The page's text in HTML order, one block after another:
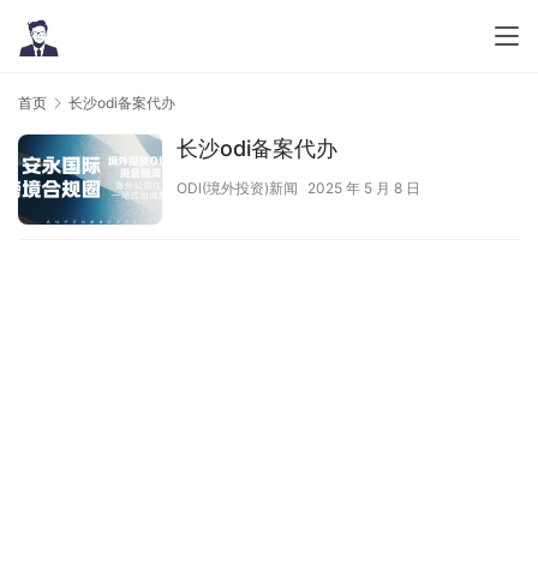
首页 长沙odi备案代办
长沙odi备案代办
ODI(境外投资)新闻 2025 年 5 月 8 日